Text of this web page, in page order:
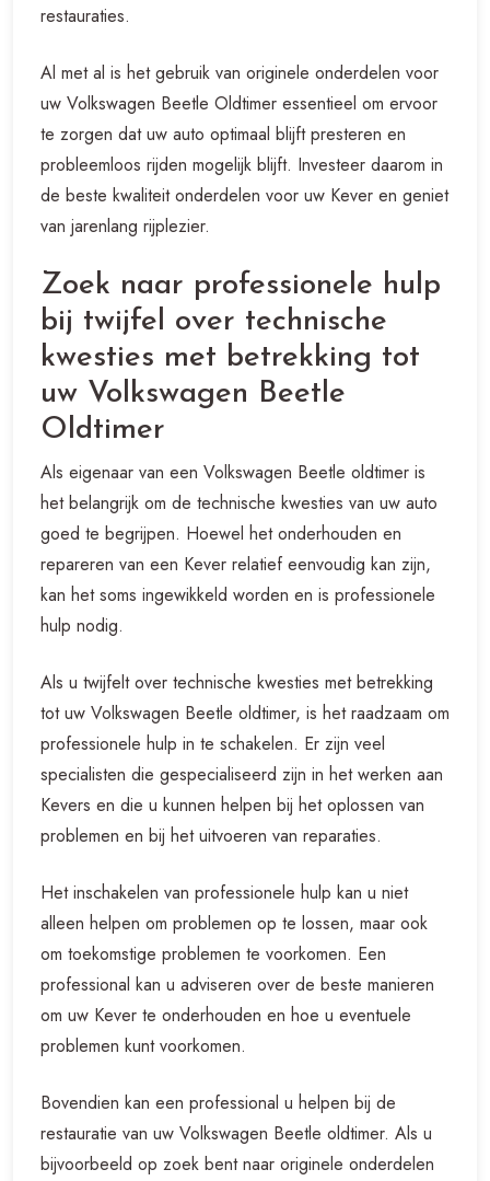
restauraties.
Al met al is het gebruik van originele onderdelen voor
uw Volkswagen Beetle Oldtimer essentieel om ervoor
te zorgen dat uw auto optimaal blijft presteren en
probleemloos rijden mogelijk blijft. Investeer daarom in
de beste kwaliteit onderdelen voor uw Kever en geniet
van jarenlang rijplezier.
Zoek naar professionele hulp
bij twijfel over technische
kwesties met betrekking tot
uw Volkswagen Beetle
Oldtimer
Als eigenaar van een Volkswagen Beetle oldtimer is
het belangrijk om de technische kwesties van uw auto
goed te begrijpen. Hoewel het onderhouden en
repareren van een Kever relatief eenvoudig kan zijn,
kan het soms ingewikkeld worden en is professionele
hulp nodig.
Als u twijfelt over technische kwesties met betrekking
tot uw Volkswagen Beetle oldtimer, is het raadzaam om
professionele hulp in te schakelen. Er zijn veel
specialisten die gespecialiseerd zijn in het werken aan
Kevers en die u kunnen helpen bij het oplossen van
problemen en bij het uitvoeren van reparaties.
Het inschakelen van professionele hulp kan u niet
alleen helpen om problemen op te lossen, maar ook
om toekomstige problemen te voorkomen. Een
professional kan u adviseren over de beste manieren
om uw Kever te onderhouden en hoe u eventuele
problemen kunt voorkomen.
Bovendien kan een professional u helpen bij de
restauratie van uw Volkswagen Beetle oldtimer. Als u
bijvoorbeeld op zoek bent naar originele onderdelen